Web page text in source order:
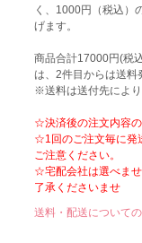
く、1000円（税込）
げます。
商品合計17000円(税
は、2件目からは送料
※送料は送付先により
☆決済後の注文内容の
☆1回のご注文毎に発
ご注意ください。
☆宅配会社は選べま
了承くださいませ
送料・配送について